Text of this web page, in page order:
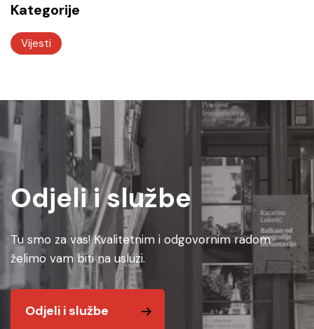
Kategorije
Vijesti
Odjeli i službe
Tu smo za vas! Kvalitetnim i odgovornim radom
želimo vam biti na usluzi.
Odjeli i službe